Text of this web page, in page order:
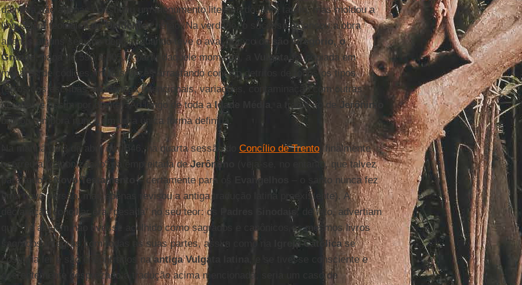
dálmata não apenas constituiu um monumento literário do latim tardio, mas moldou a
linguagem teológica doOcidentecristão. Na verdade, o sucesso alcançou a obra
apenas alguns séculos depois, quando teve o aval prático desão Gregório, o
Grande
, papa de 590 a 605. A partir daquele momento, a Vulgata foi copiada em
milhares de códices, muitas vezes arrastando consigo detritos de todos os tipos
(erros dos escribas, mudanças intencionais, variações, contaminação com outras
versões e assim por diante). Ao longo de toda aIdade Média , a tradução de Jerônimo
brilhou, embora nunca em uma única forma definida.
Na manhã de 8 de abril de 1546, na quarta sessão do Concílio de Trento, finalmente
ocorreu a "canonização" da empreitada deJerônimo
(veja-se, no entanto, que talvez
para todo oNovo Testamento – certamente para os Evangelhos
– o santo nunca fez
uma nova versão, mas apenas revisou a antiga tradução latina preexistente). A
declaração conciliar era "pesada" no seu teor: os
Padres Sinodais , de fato, advertiam
que "se alguém não tivesse acolhido como sagrados e canônicos os mesmos livros
sagrados íntegros com todas as suas partes, assim como na
Igreja Católicase
costuma ler e são encontrados naantiga Vulgata latina
, e se tivesse consciente e
coerentemente desprezado a tradução acima mencionada, seria um caso de